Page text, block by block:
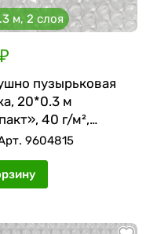
м, 2 слоя
пузырьковая
20*0.3 м
40 г/м²,
без втулки
9604815